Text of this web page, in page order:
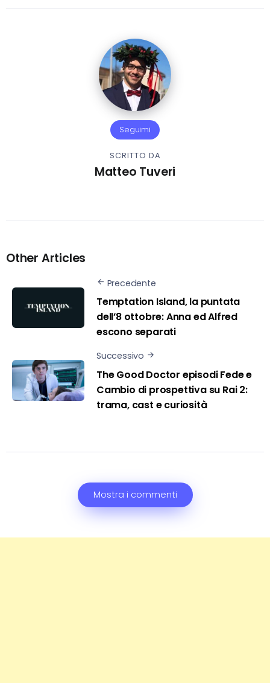
Seguimi
SCRITTO DA
Matteo Tuveri
Other Articles
Precedente
Temptation Island, la puntata
dell’8 ottobre: Anna ed Alfred
escono separati
Successivo
The Good Doctor episodi Fede e
Cambio di prospettiva su Rai 2:
trama, cast e curiosità
Mostra i commenti